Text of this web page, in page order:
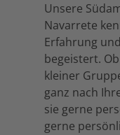
Unsere
Navarrete
Erfahrung
begeistert.
kleiner
ganz nach
sie gerne
gerne